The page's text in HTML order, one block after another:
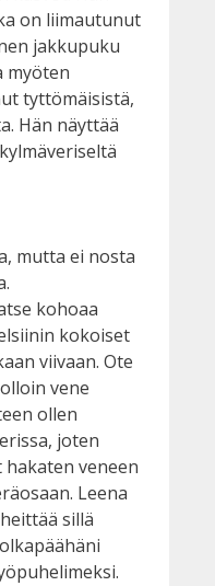
on liimautunut
jakkupuku
myöten
tyttömäisistä,
Hän näyttää
mutta ei nosta
kohoaa
kokoiset
viivaan. Ote
vene
ollen
joten
veneen
Leena
sillä